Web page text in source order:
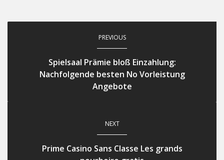
PREVIOUS
Spielsaal Prämie bloß Einzahlung:
Nachfolgende besten No Vorleistung
Angebote
NEXT
Prime Casino Sans Classe Les grands